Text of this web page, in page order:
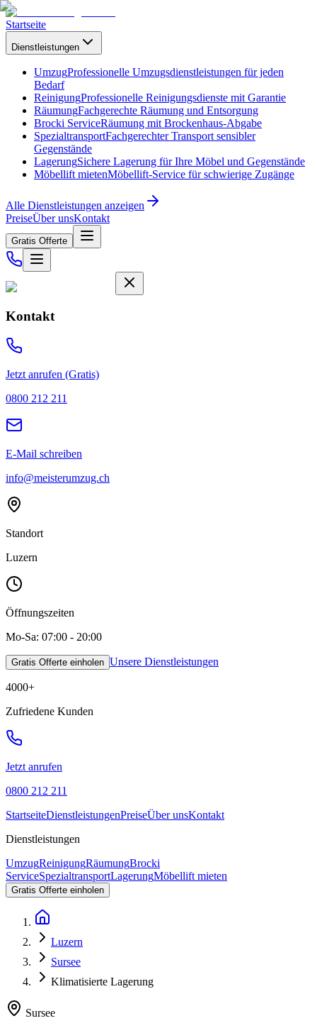
Startseite
Dienstleistungen
UmzugProfessionelle Umzugsdienstleistungen für jeden
Bedarf
ReinigungProfessionelle Reinigungsdienste mit Garantie
RäumungFachgerechte Räumung und Entsorgung
Brocki ServiceRäumung mit Brockenhaus-Abgabe
SpezialtransportFachgerechter Transport sensibler
Gegenstände
LagerungSichere Lagerung für Ihre Möbel und Gegenstände
Möbellift mietenMöbellift-Service für schwierige Zugänge
Alle Dienstleistungen anzeigen
PreiseÜber unsKontakt
Gratis Offerte
Kontakt
Jetzt anrufen (Gratis)
0800 212 211
E-Mail schreiben
info@meisterumzug.ch
Standort
Luzern
Öffnungszeiten
Mo-Sa: 07:00 - 20:00
Gratis Offerte einholen Unsere Dienstleistungen
4000+
Zufriedene Kunden
Jetzt anrufen
0800 212 211
StartseiteDienstleistungenPreiseÜber unsKontakt
Dienstleistungen
UmzugReinigungRäumungBrocki
ServiceSpezialtransportLagerungMöbellift mieten
Gratis Offerte einholen
Luzern
Sursee
Klimatisierte Lagerung
Sursee